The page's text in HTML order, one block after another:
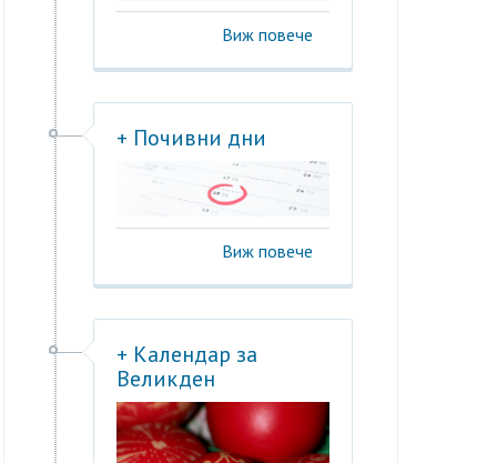
Виж повече
+ Почивни дни
Виж повече
+ Календар за
Великден